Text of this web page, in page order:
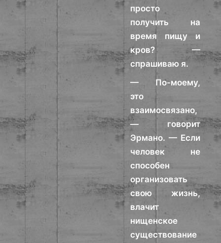
просто
получить на
время пищу и
кров? —
спрашиваю я.
— По-моему,
это
взаимосвязано,
— говорит
Эрмано. — Если
человек не
способен
организовать
свою жизнь,
влачит
нищенское
существование